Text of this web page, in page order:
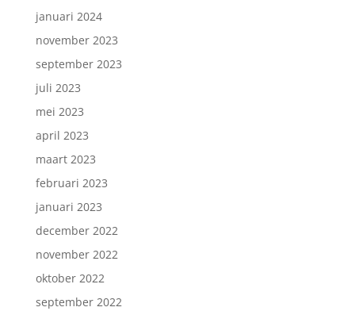
januari 2024
november 2023
september 2023
juli 2023
mei 2023
april 2023
maart 2023
februari 2023
januari 2023
december 2022
november 2022
oktober 2022
september 2022